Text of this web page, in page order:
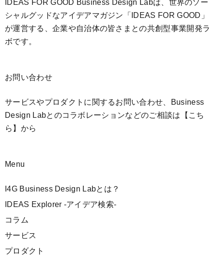
IDEAS FOR GOOD Business Design Labは、世界のソー
シャルグッドなアイデアマガジン「IDEAS FOR GOOD」
が運営する、企業や自治体の皆さまとの共創型事業開発ラ
ボです。
お問い合わせ
サービスやプロダクトに関するお問い合わせ、Business
Design Labとのコラボレーションなどのご相談は 【こち
ら】 から
Menu
I4G Business Design Labとは？
IDEAS Explorer -アイデア検索-
コラム
サービス
プロダクト